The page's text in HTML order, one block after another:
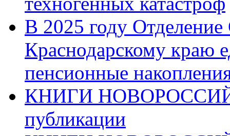
В 2025 году
Краснодарскому краю
пенсионные
КНИГИ
публикации